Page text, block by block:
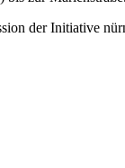
der Initiative